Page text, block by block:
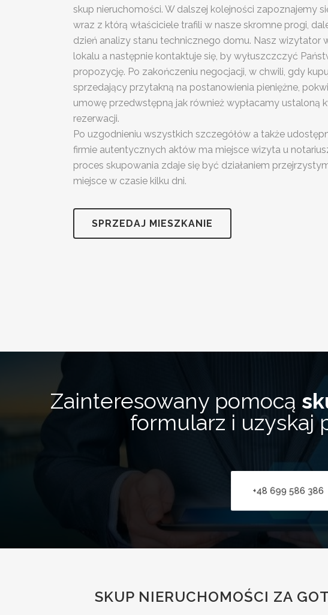
skup nieruchomości. W dalszej kolejności zapoznajemy
wraz z którą właściciele trafili w nasze skromne progi,
dzień analizy stanu technicznego domu. Nasz wizytator
lokalu a następnie kontaktuje się, by wyłuszczczyć
propozycję. Po zakończeniu negocjacji, w chwili, gdy
sprzedający przytakną na postanowienia pieniężne,
umowę przedwstępną jak również wypłacamy ustaloną
rezerwacji.
Po uzgodnieniu wszystkich szczegółów a także
firmie autentycznych aktów ma miejsce wizyta u
proces skupowania zdaje się być działaniem
miejsce w czasie kilku dni.
SPRZEDAJ MIESZKANIE
Zainteresowany pomocą
formularz i uzyskaj
+48 699 586 386
SKUP NIERUCHOMOŚCI ZA